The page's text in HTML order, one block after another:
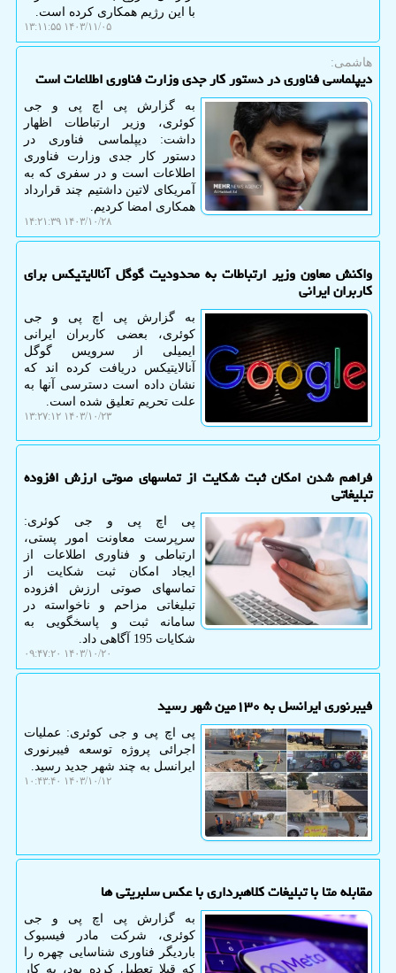
با این رژیم همکاری کرده است.
۱۴۰۳/۱۱/۰۵ ۱۳:۱۱:۵۵
هاشمی:
دیپلماسی فناوری در دستور کار جدی وزارت فناوری اطلاعات است
به گزارش پی اچ پی و جی
کوئری، وزیر ارتباطات اظهار
داشت: دیپلماسی فناوری در
دستور کار جدی وزارت فناوری
اطلاعات است و در سفری که به
آمریکای لاتین داشتیم چند قرارداد
همکاری امضا کردیم.
۱۴۰۳/۱۰/۲۸ ۱۴:۲۱:۳۹
واکنش معاون وزیر ارتباطات به محدودیت گوگل آنالایتیکس برای
کاربران ایرانی
به گزارش پی اچ پی و جی
کوئری، بعضی کاربران ایرانی
ایمیلی از سرویس گوگل
آنالایتیکس دریافت کرده اند که
نشان داده است دسترسی آنها به
علت تحریم تعلیق شده است.
۱۴۰۳/۱۰/۲۳ ۱۳:۲۷:۱۲
فراهم شدن امکان ثبت شکایت از تماسهای صوتی ارزش افزوده
تبلیغاتی
پی اچ پی و جی کوئری:
سرپرست معاونت امور پستی،
ارتباطی و فناوری اطلاعات از
ایجاد امکان ثبت شکایت از
تماسهای صوتی ارزش افزوده
تبلیغاتی مزاحم و ناخواسته در
سامانه ثبت و پاسخگویی به
شکایات 195 آگاهی داد.
۱۴۰۳/۱۰/۲۰ ۰۹:۴۷:۲۰
فیبرنوری ایرانسل به ۱۳۰مین شهر رسید
پی اچ پی و جی کوئری: عملیات
اجرائی پروژه توسعه فیبرنوری
ایرانسل به چند شهر جدید رسید.
۱۴۰۳/۱۰/۱۲ ۱۰:۴۳:۴۰
مقابله متا با تبلیغات کلاهبرداری با عکس سلبریتی ها
به گزارش پی اچ پی و جی
کوئری، شرکت مادر فیسبوک
باردیگر فناوری شناسایی چهره را
که قبلا تعطیل کرده بود، به کار